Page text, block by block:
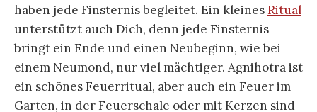
haben jede Finsternis begleitet. Ein kleinesRitual
unterstützt auch Dich, denn jede Finsternis
bringt ein Ende und einen Neubeginn, wie bei
einem Neumond, nur viel mächtiger. Agnihotra ist
ein schönes Feuerritual, aber auch ein Feuer im
Garten, in der Feuerschale oder mit Kerzen sind